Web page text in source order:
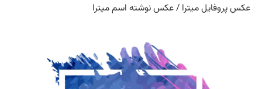
عکس پروفایل میترا / عکس نوشته اسم میترا